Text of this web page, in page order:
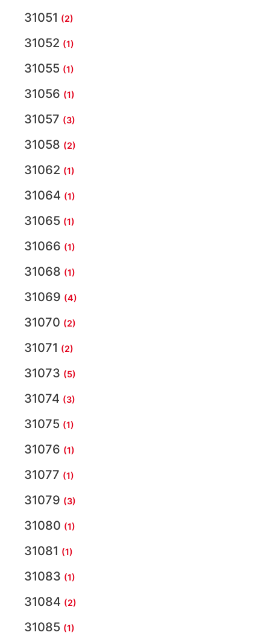
31051 (2)
31052 (1)
31055 (1)
31056 (1)
31057 (3)
31058 (2)
31062 (1)
31064 (1)
31065 (1)
31066 (1)
31068 (1)
31069 (4)
31070 (2)
31071 (2)
31073 (5)
31074 (3)
31075 (1)
31076 (1)
31077 (1)
31079 (3)
31080 (1)
31081 (1)
31083 (1)
31084 (2)
31085 (1)